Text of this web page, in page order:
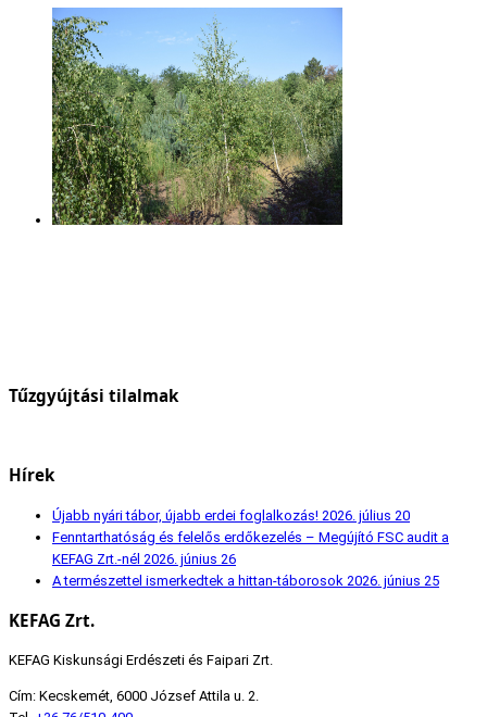
Tűzgyújtási tilalmak
Hírek
Újabb nyári tábor, újabb erdei foglalkozás! 2026. július 20
Fenntarthatóság és felelős erdőkezelés – Megújító FSC audit a
KEFAG Zrt.-nél 2026. június 26
A természettel ismerkedtek a hittan-táborosok 2026. június 25
KEFAG Zrt.
KEFAG Kiskunsági Erdészeti és Faipari Zrt.
Cím: Kecskemét, 6000 József Attila u. 2.